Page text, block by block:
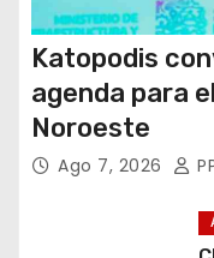
Katopodis
agenda para
Noroeste
Ago 7, 2026